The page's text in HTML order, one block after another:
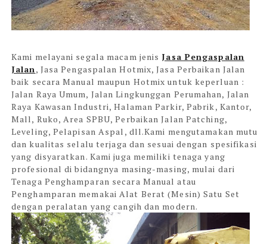
Kami melayani segala macam jenis Jasa Pengaspalan
Jalan, Jasa Pengaspalan Hotmix, Jasa Perbaikan Jalan
baik secara Manual maupun Hotmix untuk keperluan :
Jalan Raya Umum, Jalan Lingkunggan Perumahan, Jalan
Raya Kawasan Industri, Halaman Parkir, Pabrik, Kantor,
Mall, Ruko, Area SPBU, Perbaikan Jalan Patching,
Leveling, Pelapisan Aspal, dll.Kami mengutamakan mutu
dan kualitas selalu terjaga dan sesuai dengan spesifikasi
yang disyaratkan. Kami juga memiliki tenaga yang
profesional di bidangnya masing-masing, mulai dari
Tenaga Penghamparan secara Manual atau
Penghamparan memakai Alat Berat (Mesin) Satu Set
dengan peralatan yang cangih dan modern.